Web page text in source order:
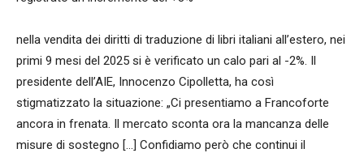
nella vendita dei diritti di traduzione di libri italiani all’estero, nei
primi 9 mesi del 2025 si è verificato un calo pari al -2%. Il
presidente dell’AIE, Innocenzo Cipolletta, ha così
stigmatizzato la situazione: „Ci presentiamo a Francoforte
ancora in frenata. Il mercato sconta ora la mancanza delle
misure di sostegno […] Confidiamo però che continui il